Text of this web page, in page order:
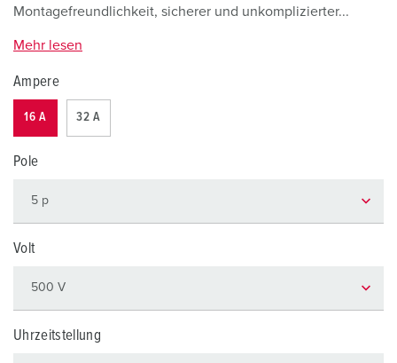
Montagefreundlichkeit, sicherer und unkomplizierter...
Mehr lesen
Ampere
16 A 32 A
Pole
Volt
Uhrzeitstellung